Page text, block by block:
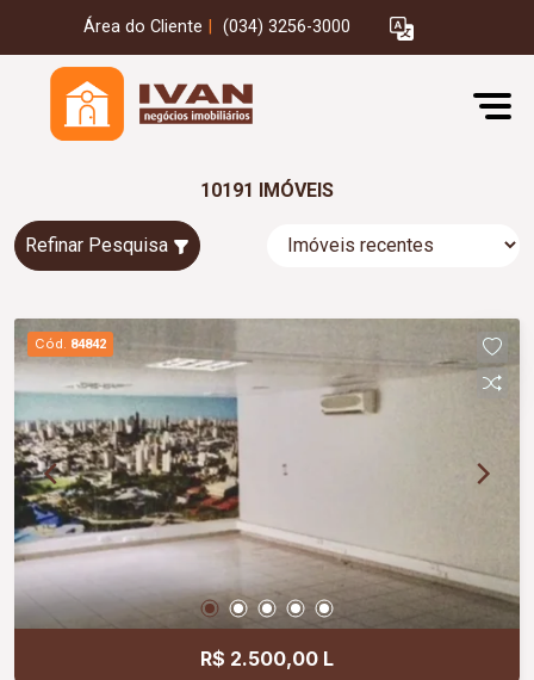
Área do Cliente (034) 3256-3000
10191 IMÓVEIS
Refinar Pesquisa
Cód. 84842
R$ 2.500,00 L